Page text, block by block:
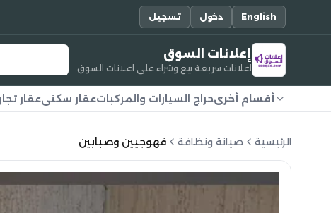
English دخول تسجيل
إعلانات السوق
اعلانات سريعة بيع وشراء على اعلانات السوق
أقسام أخرىحراج السيارات والمركباتعقار سكنيعقار
الرئيسية صيانة ونظافة قهوجيين وصبابين